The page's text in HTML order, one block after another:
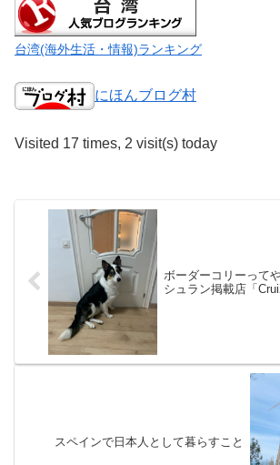
台湾(海外生活・情報)ランキング
にほんブログ村
Visited 17 times, 2 visit(s) today
ボーダーコリーって
シュラン掲載店「
スペインで日本人として暮らすこと